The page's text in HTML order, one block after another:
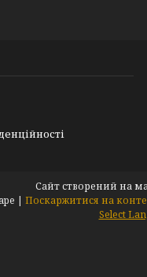
Сайт створений на
LaLa Vape | Поскаржитися на
Select